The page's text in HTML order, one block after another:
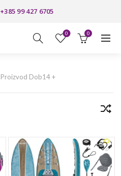
+385 99 427 6705
0 0
Proizvod Dob14 +